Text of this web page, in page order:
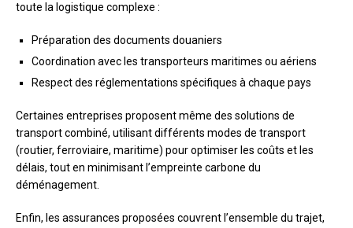
toute la logistique complexe :
Préparation des documents douaniers
Coordination avec les transporteurs maritimes ou aériens
Respect des réglementations spécifiques à chaque pays
Certaines entreprises proposent même des solutions de
transport combiné, utilisant différents modes de transport
(routier, ferroviaire, maritime) pour optimiser les coûts et les
délais, tout en minimisant l’empreinte carbone du
déménagement.
Enfin, les assurances proposées couvrent l’ensemble du trajet,